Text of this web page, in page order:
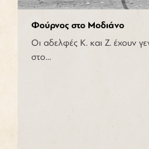
Φούρνος στο Μοδιάνο
Οι αδελφές Κ. και Ζ. έχουν
στο…